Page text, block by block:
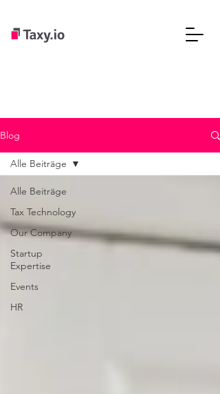
Blog
Alle Beiträge
Tax Technology
Our Company
Startup
Expertise
Events
HR
Alle Beiträge